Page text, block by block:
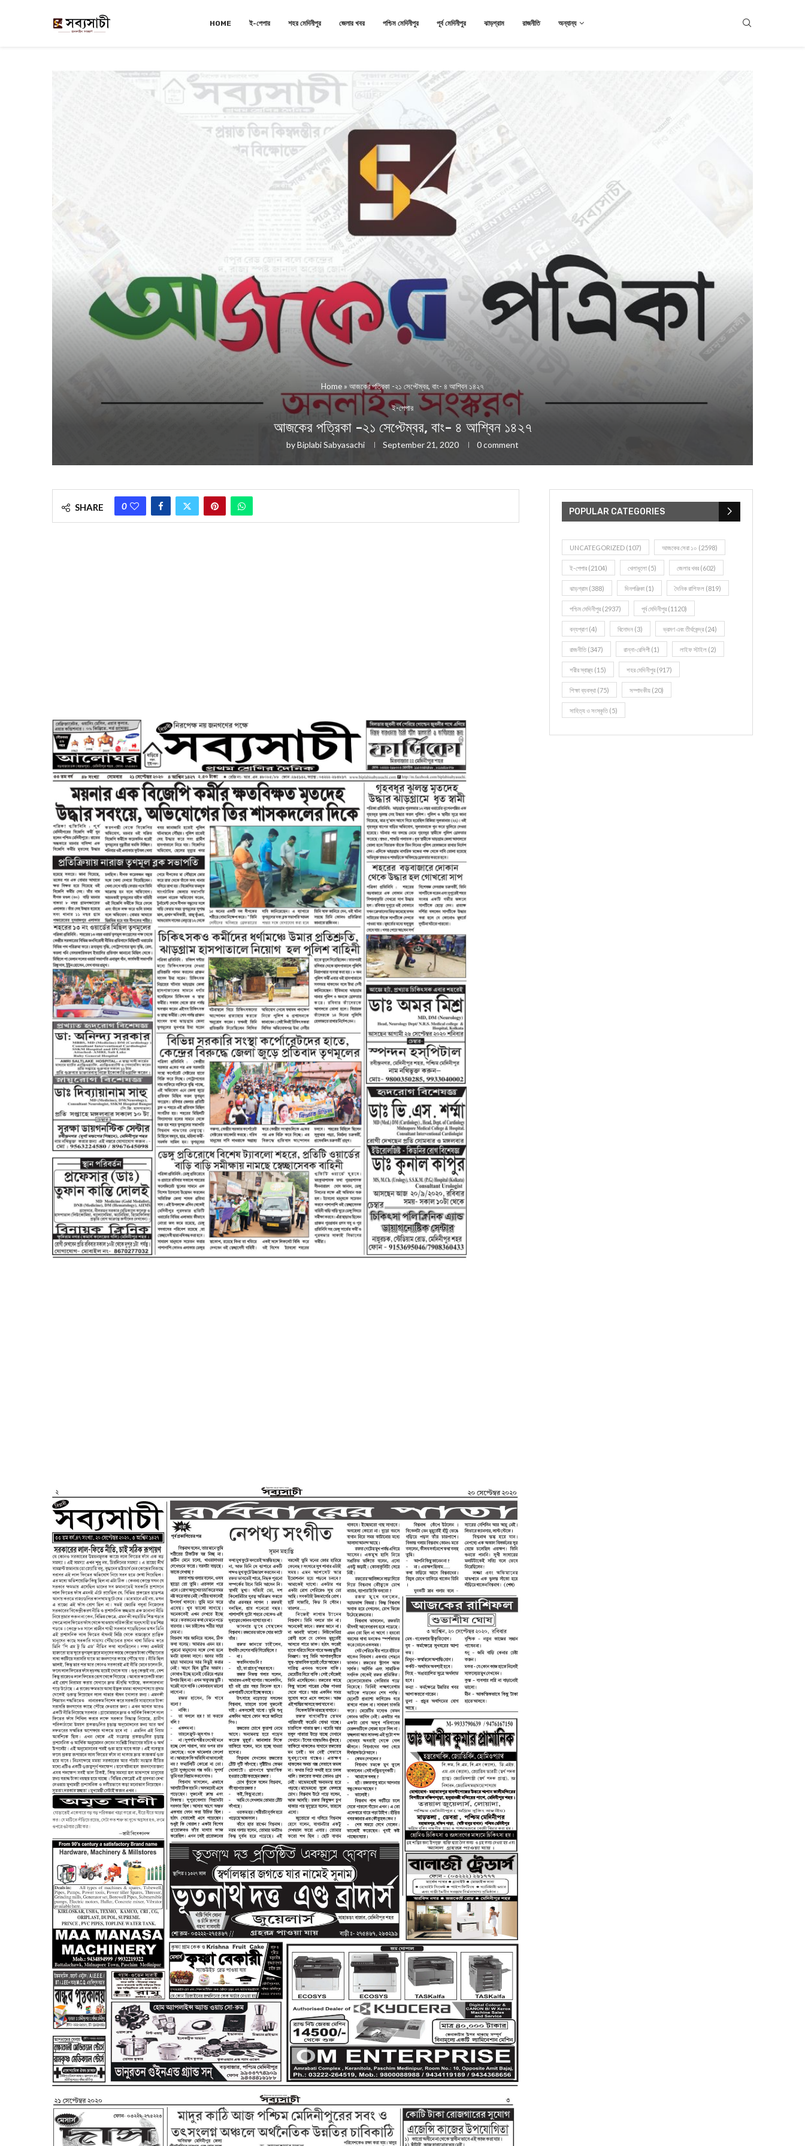
HOME ই-পেপার শহর মেদিনীপুর জেলার খবর পশ্চিম মেদিনীপুর পূর্ব মেদিনীপুর ঝাড়গ্রাম রাজনীতি অন্যান্য
Home » আজকের পত্রিকা -২১ সেপ্টেম্বর, বাং- ৪ আশ্বিন ১৪২৭
ই-পেপার
আজকের পত্রিকা -২১ সেপ্টেম্বর, বাং- ৪ আশ্বিন ১৪২৭
byBiplabi Sabyasachi September 21, 2020 0 comment
SHARE 0
POPULAR CATEGORIES
UNCATEGORIZED (107) আজকের সেরা ১০ (2598)
ই-পেপার (2104) খেলাধূলো (5) জেলার খবর (602)
ঝাড়গ্রাম (388) দিনপঞ্জিকা (1) দৈনিক রাশিফল (819)
পশ্চিম মেদিনীপুর (2937) পূর্ব মেদিনীপুর (1120)
বন্যপ্রাণ (4) বিনোদন (3) ভ্রমণ এবং তীর্থকেন্দ্র (24)
রাজনীতি(347) রান্না-রেসিপী (1) লাইফ স্টাইল (2)
শরীর স্বাস্থ্য (15) শহর মেদিনীপুর (917)
শিক্ষা ব্যবস্থা (75) সম্পাদকীয় (20)
সাহিত্য ও সংস্কৃতি(5)